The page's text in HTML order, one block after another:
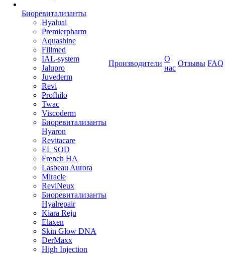
Биоревитализанты
Hyalual
Premierpharm
Aquashine
Fillmed
IAL-system
Jalupro
Juvederm
Revi
Profhilo
Twac
Viscoderm
Биоревитализанты
Hyaron
Revitacare
EL SOD
French HA
Lasbeau Aurora
Miracle
ReviNeux
Биоревитализанты
Hyalrepair
Kiara Reju
Elaxen
Skin Glow DNA
DerMaxx
High Injection
Производители
О
нас
Отзывы FAQ